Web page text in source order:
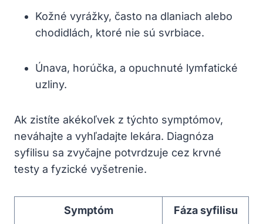
Kožné vyrážky,‌ často na dlaniach alebo
chodidlách, ktoré nie sú svrbiace.
Únava, horúčka, a opuchnuté lymfatické
uzliny.
Ak zistíte akékoľvek z týchto symptómov,
neváhajte a vyhľadajte lekára. Diagnóza
syfilisu sa zvyčajne ​potvrdzuje cez krvné⁤
testy‍ a ⁤fyzické vyšetrenie.
Symptóm Fáza⁣ syfilisu